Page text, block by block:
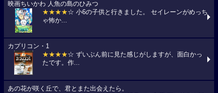
映画ちいかわ 人魚の島のひみつ
★★★★☆ 小6の子供と行きました。 セイレーンがめっち
ゃ怖か...
カプリコン・1
★★★★☆ ずいぶん前に見た感じがしますが、面白かっ
たです。作...
あの花が咲く丘で、君とまた出会えたら。